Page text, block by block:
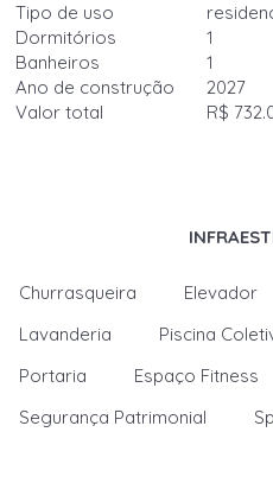
Tipo de uso
Dormitórios
1
Banheiros
1
Ano de construção
2027
Valor total
R$
Churrasqueira Elevador
Lavanderia
Piscina
Portaria
Espaço Fitness
Segurança Patrimonial